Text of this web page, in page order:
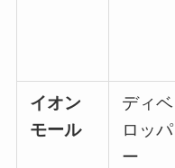
イオン
モール
ディベ
ロッパ
ー